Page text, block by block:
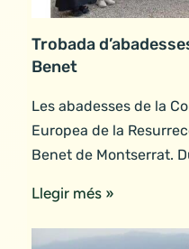
Trobada
Benet
Les abadesses de la
Europea de la
Benet de Montserrat.
Llegir més »